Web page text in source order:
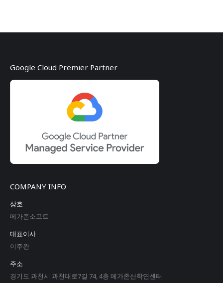
Google Cloud Premier Partner
COMPANY INFO
상호
메가존소프트
대표이사
이주완
주소
경기도 과천시 과천대로7길 74, 4층 메가존산학연센터